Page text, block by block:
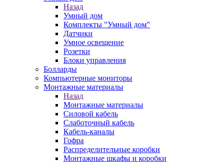
Назад
Умный дом
Комплекты "Умный дом"
Датчики
Умное освещение
Розетки
Блоки управления
Болларды
Компьютерные мониторы
Монтажные материалы
Назад
Монтажные материалы
Силовой кабель
Слаботочный кабель
Кабель-каналы
Гофра
Распределительные коробки
Монтажные шкафы и коробки